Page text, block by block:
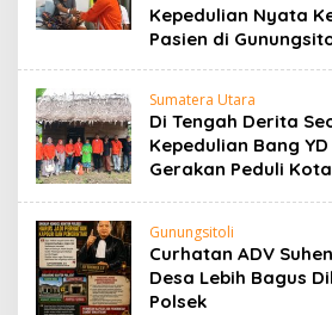
Kepedulian Nyata
Pasien di
Sumatera Utara
Di Tengah Derita
Kepedulian Bang
Gerakan Peduli
Gunungsitoli
Curhatan ADV
Desa Lebih Bagus
Polsek